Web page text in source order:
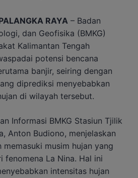
RAYA – Badan
dan Geofisika (BMKG)
Kalimantan Tengah
potensi bencana
banjir, seiring dengan
diprediksi menyebabkan
di wilayah tersebut.
Informasi BMKG Stasiun Tjilik
Anton Budiono, menjelaskan
musim hujan yang
fenomena La Nina. Hal ini
intensitas hujan